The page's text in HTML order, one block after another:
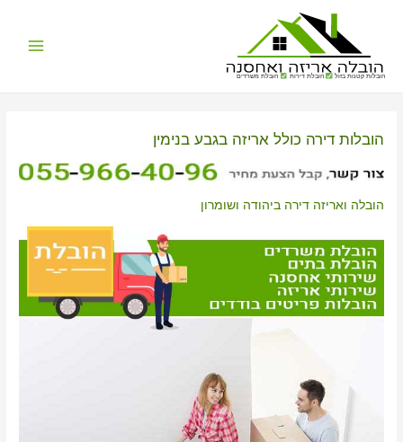
הובלות קטנות בזול הובלת דירות הובלת משרדים
הובלות דירה כולל אריזה בגבע בנימין
הובלה ואריזה דירה ביהודה ושומרון